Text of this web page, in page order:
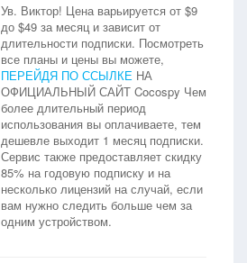
Ув. Виктор! Цена варьируется от $9
до $49 за месяц и зависит от
длительности подписки. Посмотреть
все планы и цены вы можете,
ПЕРЕЙДЯ ПО ССЫЛКЕ НА
ОФИЦИАЛЬНЫЙ САЙТ Cocospy Чем
более длительный период
использования вы оплачиваете, тем
дешевле выходит 1 месяц подписки.
Сервис также предоставляет скидку
85% на годовую подписку и на
несколько лицензий на случай, если
вам нужно следить больше чем за
одним устройством.